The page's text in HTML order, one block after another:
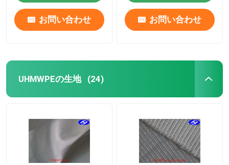
お問い合わせ お問い合わせ
UHMWPEの生地 (24)